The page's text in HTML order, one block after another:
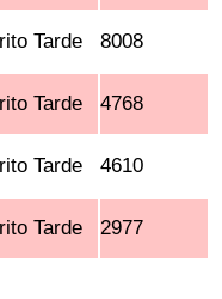
Tarde 8008
Tarde 4768
Tarde 4610
Tarde 2977